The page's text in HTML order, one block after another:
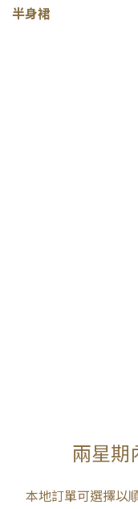
半身裙
兩星期
本地訂單可選擇以